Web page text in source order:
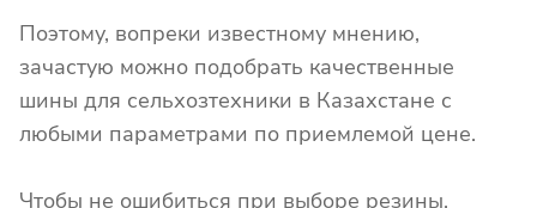
Поэтому, вопреки известному мнению,
зачастую можно подобрать качественные
шины для сельхозтехники в Казахстане с
любыми параметрами по приемлемой цене.
Чтобы не ошибиться при выборе резины,